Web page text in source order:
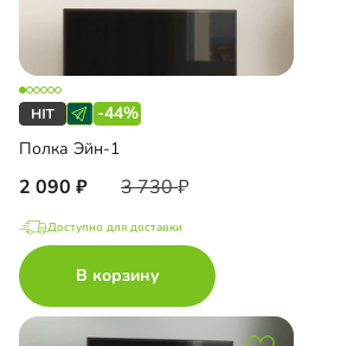
-44%
Полка Эйн-1
2 090 3 730
Доступно для доставки
В корзину